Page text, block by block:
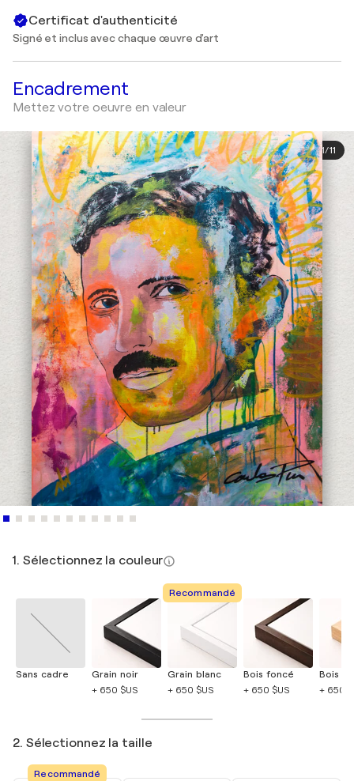
Certificat d'authenticité
Signé et inclus avec chaque œuvre d'art
Encadrement
Mettez votre oeuvre en valeur
1/11
1. Sélectionnez la couleur
Sans cadre
Grain noir
+ 650 $US
Recommandé
Grain blanc
+ 650 $US
Bois foncé
+ 650 $US
Bois
+ 650
2. Sélectionnez la taille
Recommandé